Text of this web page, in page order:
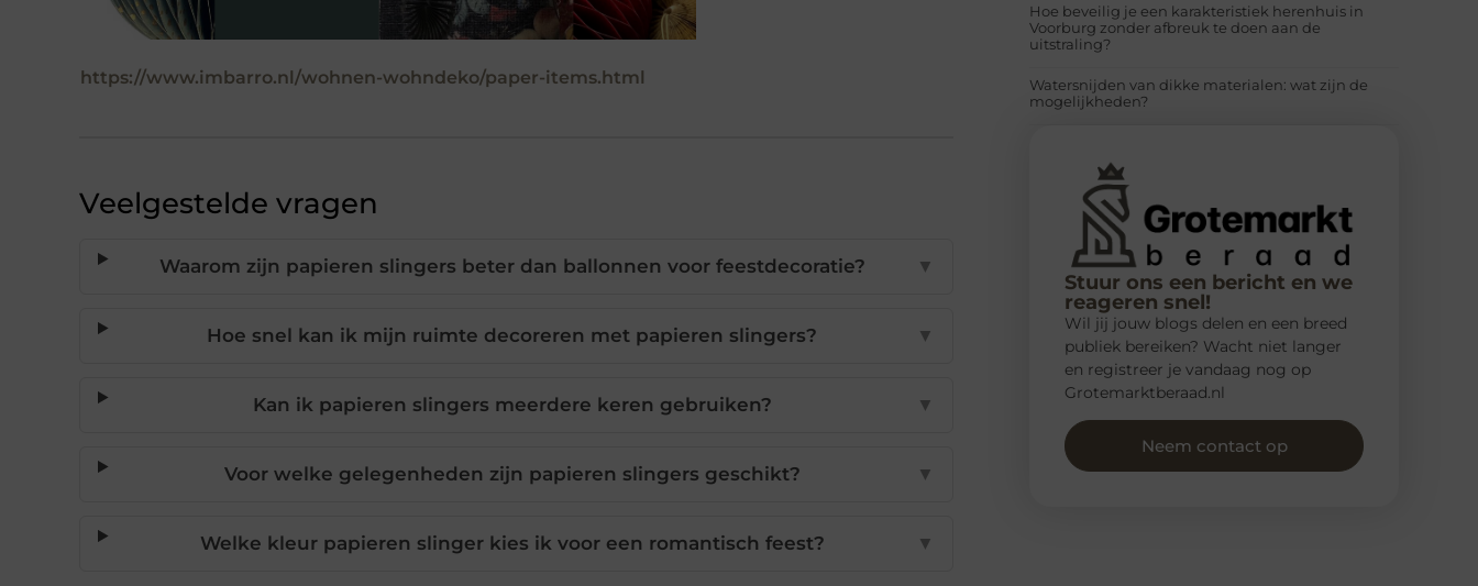
https://www.imbarro.nl/wohnen-wohndeko/paper-items.html
Veelgestelde vragen
Waarom zijn papieren slingers beter dan ballonnen voor feestdecoratie? ▼
Hoe snel kan ik mijn ruimte decoreren met papieren slingers? ▼
Kan ik papieren slingers meerdere keren gebruiken? ▼
Voor welke gelegenheden zijn papieren slingers geschikt? ▼
Welke kleur papieren slinger kies ik voor een romantisch feest? ▼
Hoe beveilig je een karakteristiek herenhuis in
Voorburg zonder afbreuk te doen aan de
uitstraling?
Watersnijden van dikke materialen: wat zijn de
mogelijkheden?
Stuur ons een bericht en we
reageren snel!
Wil jij jouw blogs delen en een breed
publiek bereiken? Wacht niet langer
en registreer je vandaag nog op
Grotemarktberaad.nl
Neem contact op